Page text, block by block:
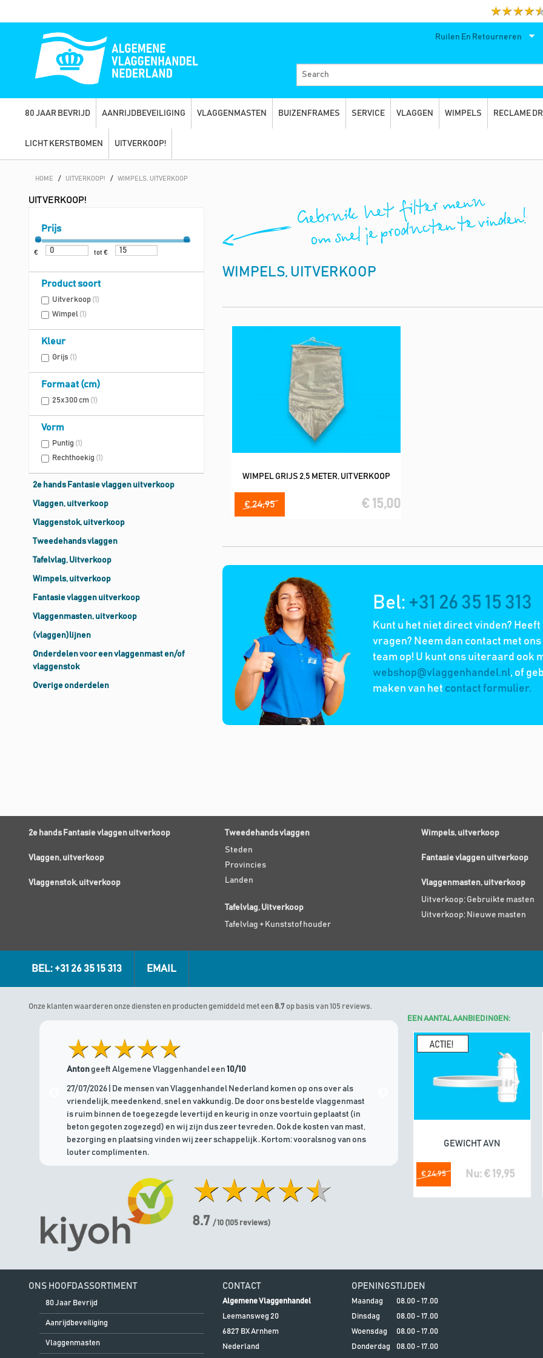
Ruilen En Retourneren
80 JAAR BEVRIJD AANRIJDBEVEILIGING VLAGGENMASTEN BUIZENFRAMES SERVICE VLAGGEN WIMPELS RECLAME
LICHT KERSTBOMEN UITVERKOOP!
HOME / UITVERKOOP! / WIMPELS, UITVERKOOP
UITVERKOOP!
Prijs
€ tot €
Product soort
Uitverkoop (1)
Wimpel (1)
Kleur
Grijs (1)
Formaat (cm)
25x300 cm (1)
Vorm
Puntig (1)
Rechthoekig (1)
2e hands Fantasie vlaggen uitverkoop
Vlaggen, uitverkoop
Vlaggenstok, uitverkoop
Tweedehands vlaggen
Tafelvlag, Uitverkoop
Wimpels, uitverkoop
Fantasie vlaggen uitverkoop
Vlaggenmasten, uitverkoop
(vlaggen)lijnen
Onderdelen voor een vlaggenmast en/of
vlaggenstok
Overige onderdelen
WIMPELS, UITVERKOOP
In winkelwagen
WIMPEL GRIJS 2,5 METER, UITVERKOOP
€ 24,95 € 15,00
Bel: +31 26 35 15 313
Kunt u het niet direct vinden? Heeft
vragen? Neem dan contact met
team op! U kunt ons uiteraard ook
webshop@vlaggenhandel.nl, of
maken van het contact formulier.
2e hands Fantasie vlaggen uitverkoop
Vlaggen, uitverkoop
Vlaggenstok, uitverkoop
Tweedehands vlaggen
Steden
Provincies
Landen
Tafelvlag, Uitverkoop
Tafelvlag + Kunststof houder
Wimpels, uitverkoop
Fantasie vlaggen uitverkoop
Vlaggenmasten, uitverkoop
Uitverkoop; Gebruikte masten
Uitverkoop; Nieuwe masten
BEL: +31 26 35 15 313 EMAIL
Onze klanten waarderen onze diensten en producten gemiddeld met een 8.7 op basis van 105 reviews.
Antongeeft Algemene Vlaggenhandel een 10/10
27/07/2026 | De mensen van Vlaggenhandel Nederland komen op ons over als
vriendelijk, meedenkend, snel en vakkundig. De door ons bestelde vlaggenmast
is ruim binnen de toegezegde levertijd en keurig in onze voortuin geplaatst (in
beton gegoten zogezegd) en wij zijn dus zeer tevreden. Ook de kosten van mast,
bezorging en plaatsing vinden wij zeer schappelijk . Kortom: vooralsnog van ons
louter complimenten.
geeft Algemene
21/07/2026 | Goede
8.7/ 10 (105 reviews)
EEN AANTAL AANBIEDINGEN:
In winkelwagen
GEWICHT AVN
€ 24,95 Nu: € 19,95
ONS HOOFDASSORTIMENT
80 Jaar Bevrijd
Aanrijdbeveiliging
Vlaggenmasten
CONTACT
Algemene Vlaggenhandel
Leemansweg 20
6827 BXArnhem
Nederland
OPENINGSTIJDEN
Maandag
08.00 - 17.00
Dinsdag
08.00 - 17.00
Woensdag
08.00 - 17.00
Donderdag
08.00 - 17.00